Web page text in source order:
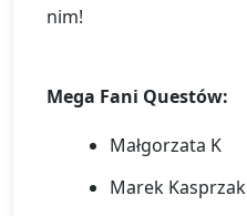
nim!
Mega Fani Questów:
Małgorzata K
Marek Kasprzak